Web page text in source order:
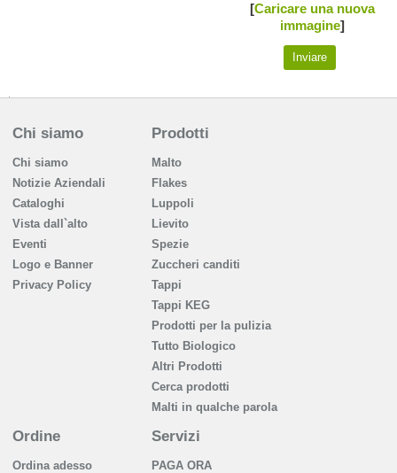
[Caricare una nuova
immagine]
Chi siamo
Chi siamo
Notizie Aziendali
Cataloghi
Vista dall`alto
Eventi
Logo e Banner
Privacy Policy
Prodotti
Malto
Flakes
Luppoli
Lievito
Spezie
Zuccheri canditi
Tappi
Tappi KEG
Prodotti per la pulizia
Tutto Biologico
Altri Prodotti
Cerca prodotti
Malti in qualche parola
Ordine
Ordina adesso
Servizi
PAGA ORA